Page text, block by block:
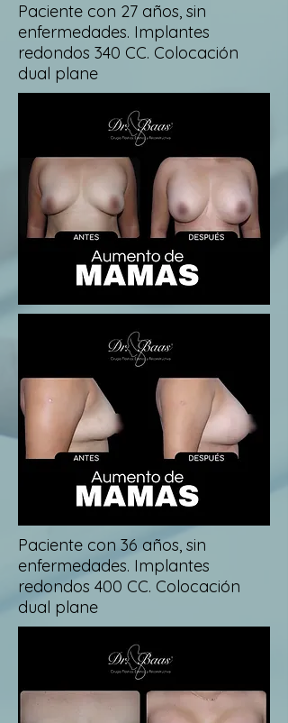
Paciente con 27 años, sin
enfermedades. Implantes
redondos 340 CC. Colocación
dual plane
Paciente con 36 años, sin
enfermedades. Implantes
redondos 400 CC. Colocación
dual plane